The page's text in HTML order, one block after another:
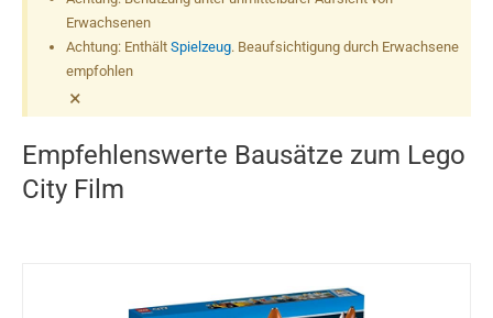
Erwachsenen
Achtung: Enthält Spielzeug. Beaufsichtigung durch Erwachsene
empfohlen
×
Empfehlenswerte Bausätze zum Lego
City Film